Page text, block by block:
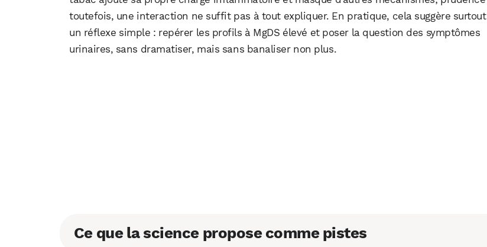
toutefois, une interaction ne suffit pas à tout expliquer. En pratique, cela suggère surtout
un réflexe simple : repérer les profils à MgDS élevé et poser la question des symptômes
urinaires, sans dramatiser, mais sans banaliser non plus.
Ce que la science propose comme pistes